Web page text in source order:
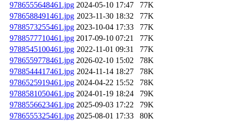
9786555648461.jpg 2024-05-10 17:47
77K
9786588491461.jpg 2023-11-30 18:32
77K
9788573255461.jpg 2023-10-04 17:33
77K
9788577710461.jpg 2017-09-10 07:21
77K
9788545100461.jpg 2022-11-01 09:31
77K
9786559778461.jpg 2026-02-10 15:02
78K
9788544417461.jpg 2024-11-14 18:27
78K
9786525919461.jpg 2024-04-22 15:52
78K
9788581050461.jpg 2024-01-19 18:24
79K
9788556623461.jpg 2025-09-03 17:22
79K
9786555325461.jpg 2025-08-01 17:33
80K